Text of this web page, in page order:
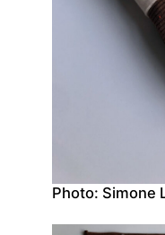
Photo: Simone